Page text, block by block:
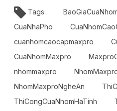
Tags:
CuaNhaPho
cuanhomcaocapmaxpro
CuaNhomMaxpro
nhommaxpro
NhomMaxproNgheAn
ThiCongCuaNhomHaTinh